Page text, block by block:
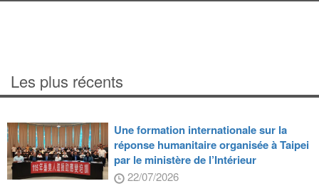
Les plus récents
Une formation internationale sur la
réponse humanitaire organisée à Taipei
par le ministère de l’Intérieur
22/07/2026